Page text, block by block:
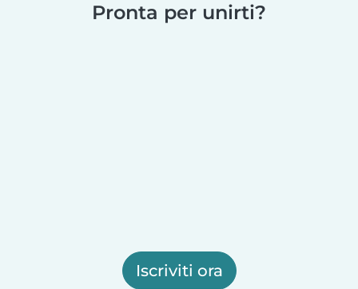
Pronta per unirti?
Iscriviti ora